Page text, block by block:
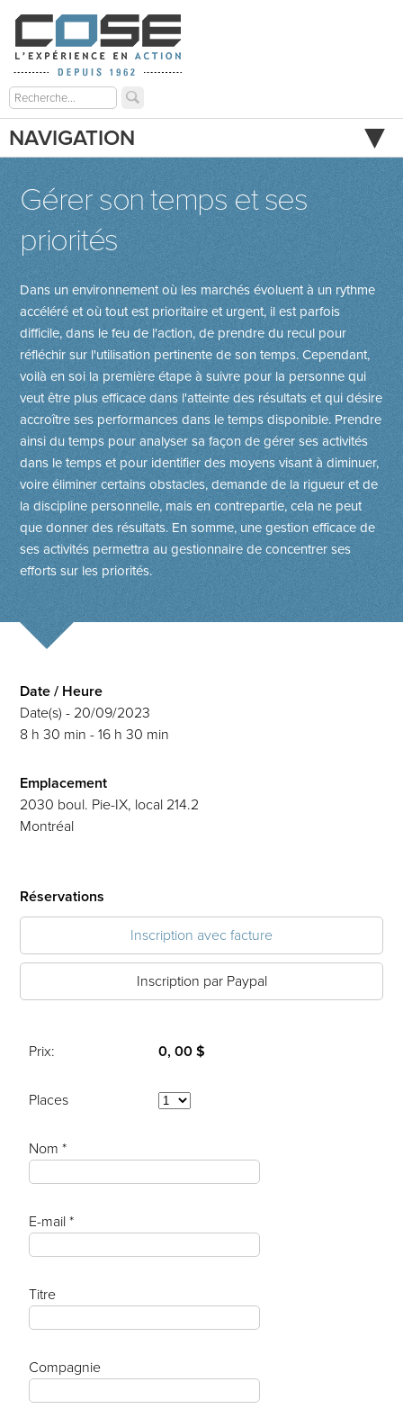
NAVIGATION
Gérer son temps et ses
priorités
Dans un environnement où les marchés évoluent à un rythme
accéléré et où tout est prioritaire et urgent, il est parfois
difficile, dans le feu de l'action, de prendre du recul pour
réfléchir sur l'utilisation pertinente de son temps. Cependant,
voilà en soi la première étape à suivre pour la personne qui
veut être plus efficace dans l'atteinte des résultats et qui désire
accroître ses performances dans le temps disponible. Prendre
ainsi du temps pour analyser sa façon de gérer ses activités
dans le temps et pour identifier des moyens visant à diminuer,
voire éliminer certains obstacles, demande de la rigueur et de
la discipline personnelle, mais en contrepartie, cela ne peut
que donner des résultats. En somme, une gestion efficace de
ses activités permettra au gestionnaire de concentrer ses
efforts sur les priorités.
Date / Heure
Date(s) - 20/09/2023
8 h 30 min - 16 h 30 min
Emplacement
2030 boul. Pie-IX, local 214.2
Montréal
Réservations
Inscription avec facture
Inscription par Paypal
Prix: 0, 00 $
Places
Nom *
E-mail *
Titre
Compagnie